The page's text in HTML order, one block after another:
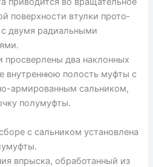
поверхности втулки прото­
с двумя радиальными
просверлены два наклонных
внутреннюю полость муфты с
армированным сальником,
полумуфты.
с сальником установлена
впрыска, обработанный из